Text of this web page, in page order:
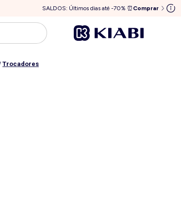
SALDOS: Últimos dias até -70% ⏰ Comprar
Trocadores